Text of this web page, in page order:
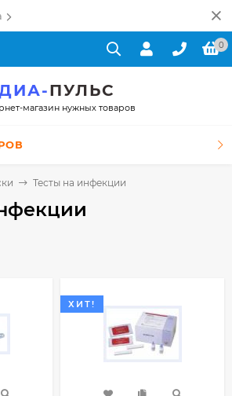
0
ПУЛЬС
магазин нужных товаров
Тесты на инфекции
ХИТ!